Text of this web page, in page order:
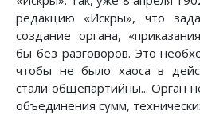
редакцию «Искры», что
создание органа,
бы без разговоров. Это
чтобы не было хаоса в
стали общепартийны... Орган
объединения сумм,